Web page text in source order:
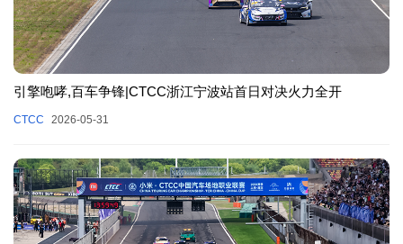
引擎咆哮,百车争锋|CTCC浙江宁波站首日对决火力全开
CTCC 2026-05-31